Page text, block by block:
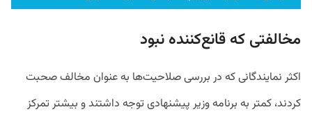
مخالفتی که قانع‌کننده نبود
اکثر نمایندگانی که در بررسی صلاحیت‌ها به عنوان مخالف صحبت
کردند، کمتر به برنامه وزیر پیشنهادی توجه داشتند و بیشتر تمرکز